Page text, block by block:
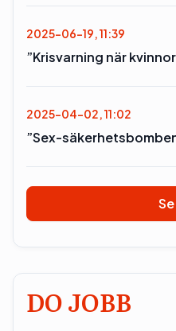
2025-06-19, 11:39
”Krisvarning när
2025-04-02, 11:02
”Sex-
DO JOBB